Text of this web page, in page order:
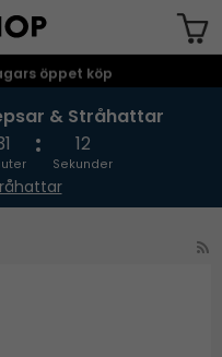
öppet köp
& Stråhattar
12
Sekunder